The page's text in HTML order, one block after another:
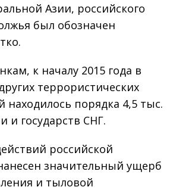
Азии, российского
был обозначен
к началу 2015 года в
террористических
порядка 4,5 тыс.
и государств СНГ.
российской
значительный ущерб
и тыловой